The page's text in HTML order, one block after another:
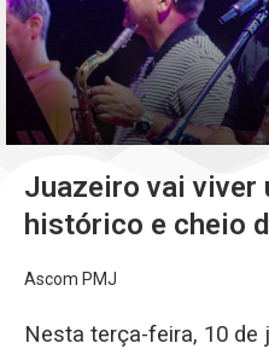
Juazeiro vai viver
histórico e cheio
Ascom PMJ
Nesta terça-feira, 10 de